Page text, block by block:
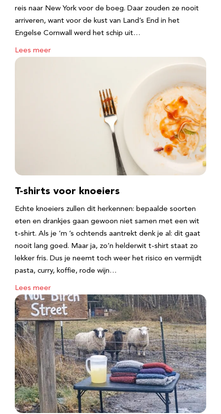
reis naar New York voor de boeg. Daar zouden ze nooit
arriveren, want voor de kust van Land’s End in het
Engelse Cornwall werd het schip uit…
Lees meer
T-shirts voor knoeiers
Echte knoeiers zullen dit herkennen: bepaalde soorten
eten en drankjes gaan gewoon niet samen met een wit
t-shirt. Als je ‘m ’s ochtends aantrekt denk je al: dit gaat
nooit lang goed. Maar ja, zo’n helderwit t-shirt staat zo
lekker fris. Dus je neemt toch weer het risico en vermijdt
pasta, curry, koffie, rode wijn…
Lees meer